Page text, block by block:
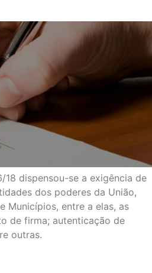
18 dispensou-se a exigência de
dos poderes da União,
Municípios, entre a elas, as
de firma; autenticação de
outras.